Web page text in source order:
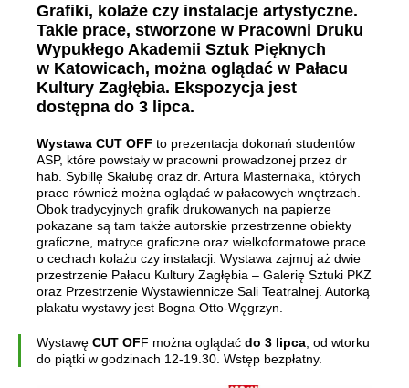
Grafiki, kolaże czy instalacje artystyczne.
Takie prace, stworzone w Pracowni Druku
Wypukłego Akademii Sztuk Pięknych
w Katowicach, można oglądać w Pałacu
Kultury Zagłębia. Ekspozycja jest
dostępna do 3 lipca.
Wystawa CUT OFF to prezentacja dokonań studentów
ASP, które powstały w pracowni prowadzonej przez dr
hab. Sybillę Skałubę oraz dr. Artura Masternaka, których
prace również można oglądać w pałacowych wnętrzach.
Obok tradycyjnych grafik drukowanych na papierze
pokazane są tam także autorskie przestrzenne obiekty
graficzne, matryce graficzne oraz wielkoformatowe prace
o cechach kolażu czy instalacji. Wystawa zajmuj aż dwie
przestrzenie Pałacu Kultury Zagłębia – Galerię Sztuki PKZ
oraz Przestrzenie Wystawiennicze Sali Teatralnej. Autorką
plakatu wystawy jest Bogna Otto-Węgrzyn.
Wystawę CUT OFF można oglądać do 3 lipca , od wtorku
do piątki w godzinach 12-19.30. Wstęp bezpłatny.